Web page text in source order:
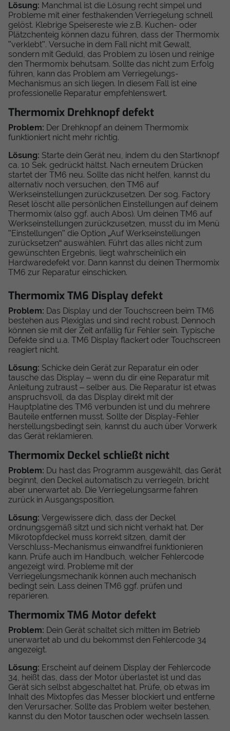
Lösung: Manchmal ist die Lösung recht simpel und
Probleme mit einer festhakenden Verriegelung schnell
gelöst. Klebrige Speisereste wie z.B. Kuchen- oder
Plätzchenteig können dazu führen, dass der Thermomix
"verklebt". Versuche in dem Fall nicht mit Gewalt,
sondern mit Geduld, das Problem zu lösen und reinige
den Thermomix behutsam. Sollte das nicht zum Erfolg
führen, kann das Problem am Verriegelungs-
Mechanismus an sich liegen. In diesem Fall ist eine
professionelle Reparatur empfehlenswert.
Thermomix Drehknopf defekt
Problem: Der Drehknopf an deinem Thermomix
funktioniert nicht mehr richtig.
Lösung: Starte dein Gerät neu, indem du den Startknopf
ca. 10 Sek. gedrückt hältst. Nach erneutem Drücken
startet der TM6 neu. Sollte das nicht helfen, kannst du
alternativ noch versuchen, den TM6 auf
Werkseinstellungen zurückzusetzen. Der sog. Factory
Reset löscht alle persönlichen Einstellungen auf deinem
Thermomix (also ggf. auch Abos). Um deinen TM6 auf
Werkseinstellungen zurückzusetzen, musst du im Menü
"Einstellungen" die Option „Auf Werkseinstellungen
zurücksetzen“ auswählen. Führt das alles nicht zum
gewünschten Ergebnis, liegt wahrscheinlich ein
Hardwaredefekt vor. Dann kannst du deinen Thermomix
TM6 zur Reparatur einschicken.
Thermomix TM6 Display defekt
Problem: Das Display und der Touchscreen beim TM6
bestehen aus Plexiglas und sind recht robust. Dennoch
können sie mit der Zeit anfällig für Fehler sein. Typische
Defekte sind u.a. TM6 Display flackert oder Touchscreen
reagiert nicht.
Lösung: Schicke dein Gerät zur Reparatur ein oder
tausche das Display – wenn du dir eine Reparatur mit
Anleitung zutraust – selber aus. Die Reparatur ist etwas
anspruchsvoll, da das Display direkt mit der
Hauptplatine des TM6 verbunden ist und du mehrere
Bauteile entfernen musst. Sollte der Display-Fehler
herstellungsbedingt sein, kannst du auch über Vorwerk
das Gerät reklamieren.
Thermomix Deckel schließt nicht
Problem: Du hast das Programm ausgewählt, das Gerät
beginnt, den Deckel automatisch zu verriegeln, bricht
aber unerwartet ab. Die Verriegelungsarme fahren
zurück in Ausgangsposition.
Lösung: Vergewissere dich, dass der Deckel
ordnungsgemäß sitzt und sich nicht verhakt hat. Der
Mikrotopfdeckel muss korrekt sitzen, damit der
Verschluss-Mechanismus einwandfrei funktionieren
kann. Prüfe auch im Handbuch, welcher Fehlercode
angezeigt wird. Probleme mit der
Verriegelungsmechanik können auch mechanisch
bedingt sein. Lass deinen TM6 ggf. prüfen und
reparieren.
Thermomix TM6 Motor defekt
Problem: Dein Gerät schaltet sich mitten im Betrieb
unerwartet ab und du bekommst den Fehlercode 34
angezeigt.
Lösung: Erscheint auf deinem Display der Fehlercode
34, heißt das, dass der Motor überlastet ist und das
Gerät sich selbst abgeschaltet hat. Prüfe, ob etwas im
Inhalt des Mixtopfes das Messer blockiert und entferne
den Verursacher. Sollte das Problem weiter bestehen,
kannst du den Motor tauschen oder wechseln lassen.